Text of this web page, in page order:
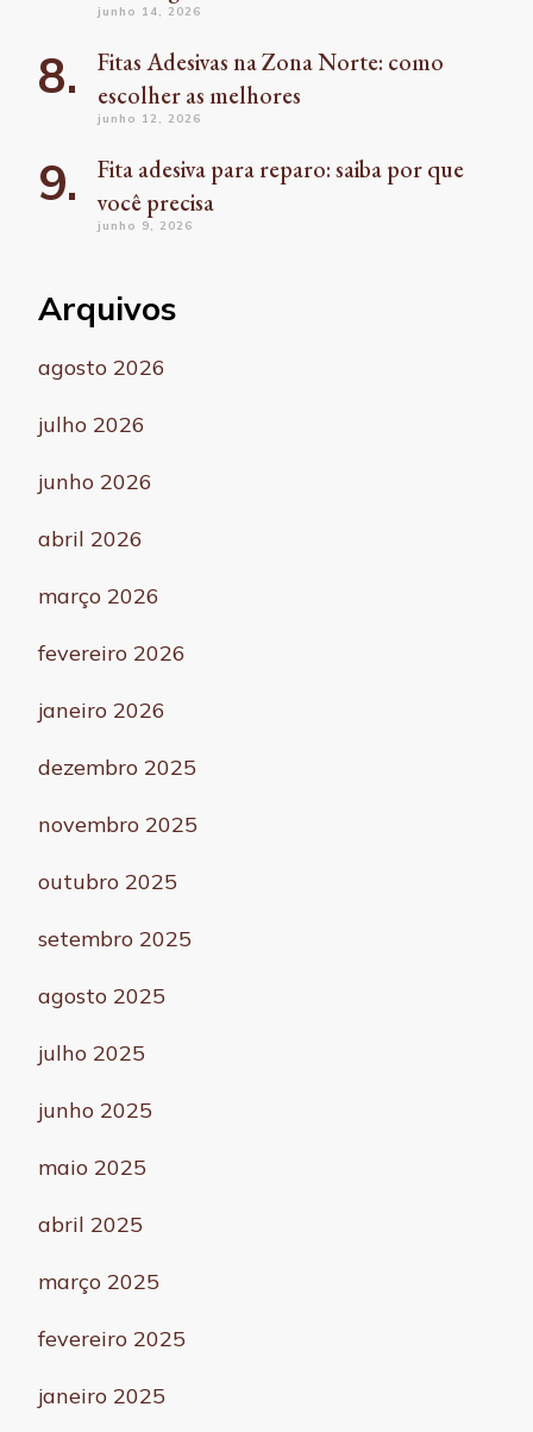
junho 14, 2026
Fitas Adesivas na Zona Norte: como
escolher as melhores
junho 12, 2026
Fita adesiva para reparo: saiba por que
você precisa
junho 9, 2026
Arquivos
agosto 2026
julho 2026
junho 2026
abril 2026
março 2026
fevereiro 2026
janeiro 2026
dezembro 2025
novembro 2025
outubro 2025
setembro 2025
agosto 2025
julho 2025
junho 2025
maio 2025
abril 2025
março 2025
fevereiro 2025
janeiro 2025